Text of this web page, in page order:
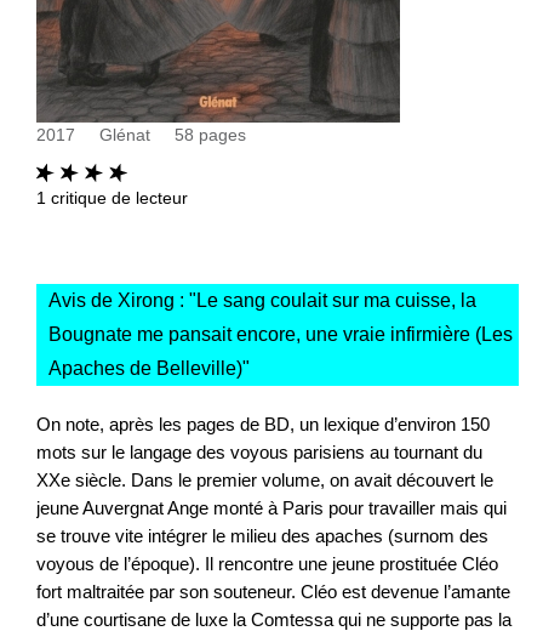
2017 Glénat 58 pages
1 critique de lecteur
Avis de Xirong : " Le sang coulait sur ma cuisse, la
Bougnate me pansait encore, une vraie infirmière (Les
Apaches de Belleville)"
On note, après les pages de BD, un lexique d’environ 150
mots sur le langage des voyous parisiens au tournant du
XXe siècle. Dans le premier volume, on avait découvert le
jeune Auvergnat Ange monté à Paris pour travailler mais qui
se trouve vite intégrer le milieu des apaches (surnom des
voyous de l’époque). Il rencontre une jeune prostituée Cléo
fort maltraitée par son souteneur. Cléo est devenue l’amante
d’une courtisane de luxe la Comtessa qui ne supporte pas la